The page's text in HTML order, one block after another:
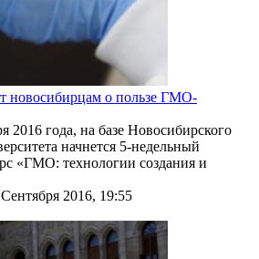
новосибирцам о пользе ГМО-
2016 года, на базе Новосибирского
начнется 5-недельный
«ГМО: технологии создания и
2016, 19:55